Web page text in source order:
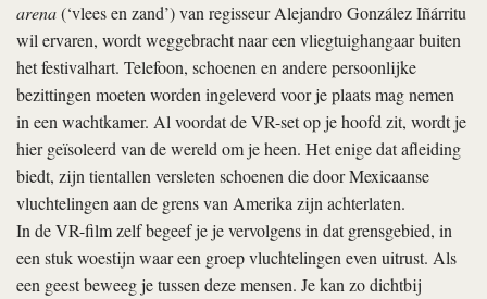
arena(‘vlees en zand’) van regisseur Alejandro González Iñárritu
wil ervaren, wordt weggebracht naar een vliegtuighangaar buiten
het festivalhart. Telefoon, schoenen en andere persoonlijke
bezittingen moeten worden ingeleverd voor je plaats mag nemen
in een wachtkamer. Al voordat de VR-set op je hoofd zit, wordt je
hier geïsoleerd van de wereld om je heen. Het enige dat afleiding
biedt, zijn tientallen versleten schoenen die door Mexicaanse
vluchtelingen aan de grens van Amerika zijn achterlaten.
In de VR-film zelf begeef je je vervolgens in dat grensgebied, in
een stuk woestijn waar een groep vluchtelingen even uitrust. Als
een geest beweeg je tussen deze mensen. Je kan zo dichtbij